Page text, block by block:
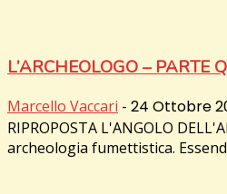
L’ARCHEOLOGO – PARTE
Marcello Vaccari - 24 Ottobre
RIPROPOSTA L'ANGOLO
archeologia fumettistica.